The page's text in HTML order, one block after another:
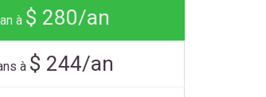
à $ 280/an
à $ 244/an